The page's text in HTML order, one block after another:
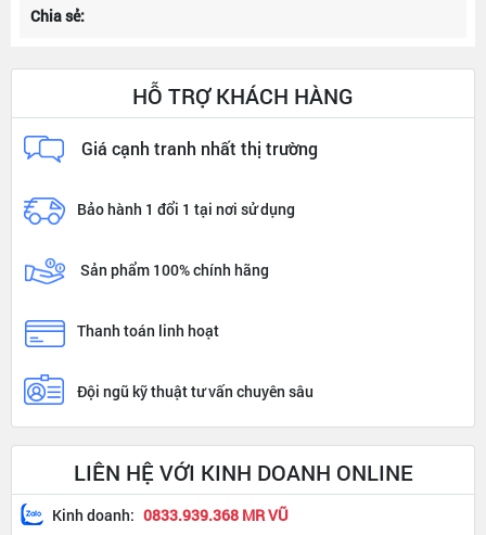
Chia sẻ:
HỖ TRỢ KHÁCH HÀNG
Giá cạnh tranh nhất thị trường
Bảo hành 1 đổi 1 tại nơi sử dụng
Sản phẩm 100% chính hãng
Thanh toán linh hoạt
Đội ngũ kỹ thuật tư vấn chuyên sâu
LIÊN HỆ VỚI KINH DOANH ONLINE
Kinh doanh: 0833.939.368 MR VŨ